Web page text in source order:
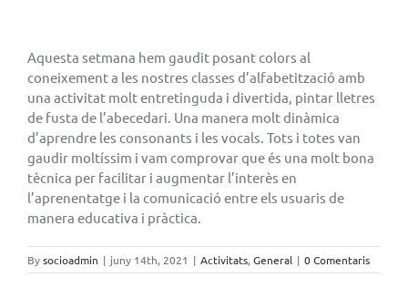
Aquesta setmana hem gaudit posant colors al
coneixement a les nostres classes d’alfabetització amb
una activitat molt entretinguda i divertida, pintar lletres
de fusta de l’abecedari. Una manera molt dinàmica
d’aprendre les consonants i les vocals. Tots i totes van
gaudir moltíssim i vam comprovar que és una molt bona
tècnica per facilitar i augmentar l’interès en
l’aprenentatge i la comunicació entre els usuaris de
manera educativa i pràctica.
Bysocioadmin | juny 14th, 2021 | Activitats, General | 0 Comentaris